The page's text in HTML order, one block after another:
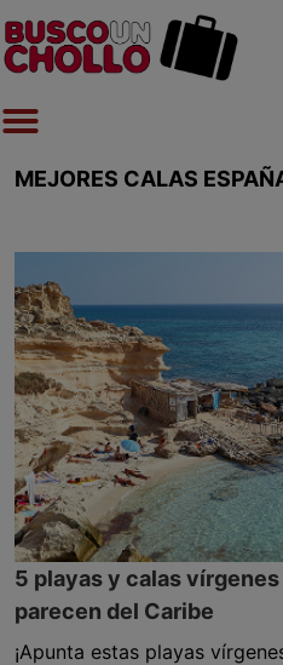
MEJORES CALAS
5 playas y calas vírgenes
parecen del Caribe
¡Apunta estas playas